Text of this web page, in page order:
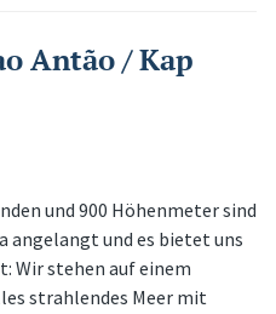
Antão / Kap
und 900 Höhenmeter sind
angelangt und es bietet uns
Wir stehen auf einem
strahlendes Meer mit